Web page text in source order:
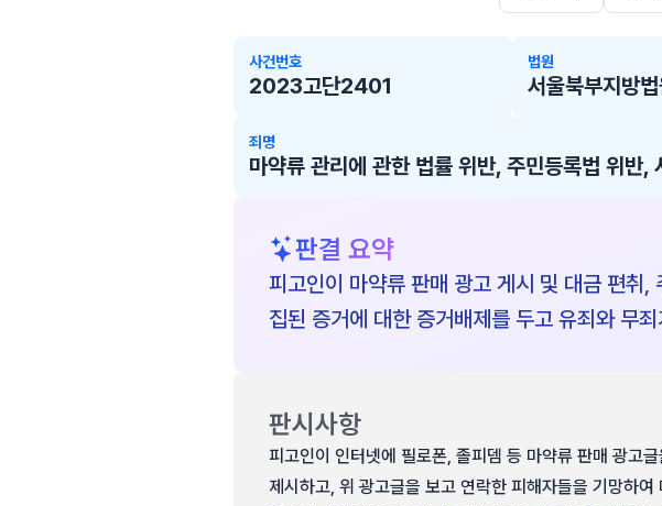
사건번호
2023고단2401
법원
서울북부지방
죄명
마약류 관리에 관한 법률 위반, 주민등록법 위반,
판결 요약
피고인이 마약류 판매 광고 게시 및 대금 편취
집된 증거에 대한 증거배제를 두고 유죄와 무
판시사항
피고인이 인터넷에 필로폰, 졸피뎀 등 마약류 판매 광고
제시하고, 위 광고글을 보고 연락한 피해자들을 기망하